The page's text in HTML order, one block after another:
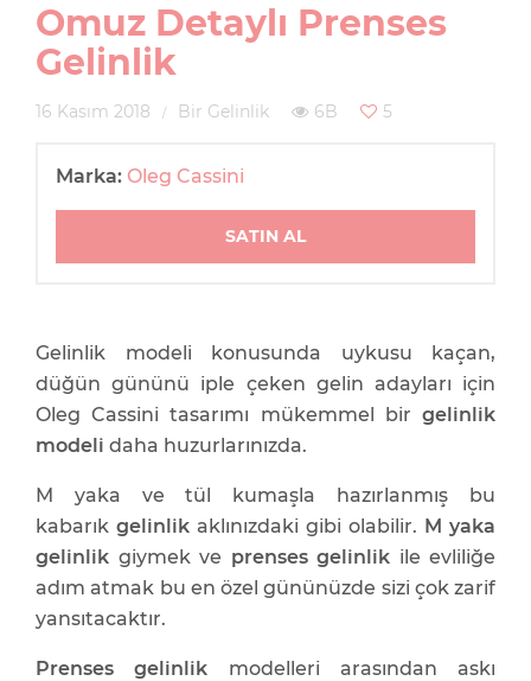
Omuz Detaylı Prenses
Gelinlik
16 Kasım 2018 Bir Gelinlik 6B 5
Marka: Oleg Cassini
SATIN AL
Gelinlik modeli konusunda uykusu kaçan,
düğün gününü iple çeken gelin adayları için
Oleg Cassini tasarımı mükemmel bir gelinlik
modeli daha huzurlarınızda.
M yaka ve tül kumaşla hazırlanmış bu
kabarık gelinlik aklınızdaki gibi olabilir. M yaka
gelinlik giymek ve prenses gelinlik ile evliliğe
adım atmak bu en özel gününüzde sizi çok zarif
yansıtacaktır.
Prenses gelinlik modelleri arasından askı